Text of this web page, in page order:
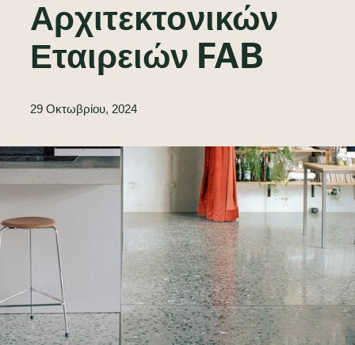
Αρχιτεκτονικών
Εταιρειών FAB
29 Οκτωβρίου, 2024